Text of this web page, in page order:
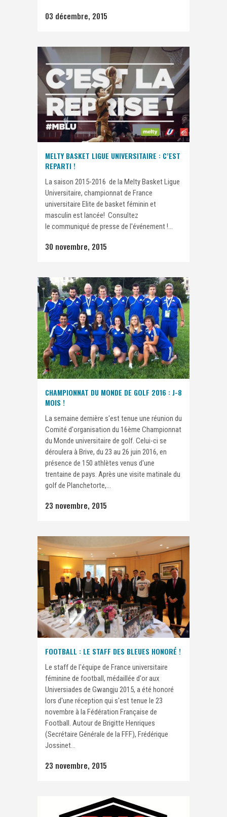
03 décembre, 2015
MELTY BASKET LIGUE UNIVERSITAIRE : C’EST
REPARTI !
La saison 2015-2016 de la Melty Basket Ligue
Universitaire, championnat de France
universitaire Elite de basket féminin et
masculin est lancée! Consultez
le communiqué de presse de l'événement !...
30 novembre, 2015
CHAMPIONNAT DU MONDE DE GOLF 2016 : J-8
MOIS !
La semaine dernière s'est tenue une réunion du
Comité d'organisation du 16ème Championnat
du Monde universitaire de golf. Celui-ci se
déroulera à Brive, du 23 au 26 juin 2016, en
présence de 150 athlètes venus d'une
trentaine de pays. Après une visite matinale du
golf de Planchetorte,...
23 novembre, 2015
FOOTBALL : LE STAFF DES BLEUES HONORÉ !
Le staff de l'équipe de France universitaire
féminine de football, médaillée d'or aux
Universiades de Gwangju 2015, a été honoré
lors d'une réception qui s'est tenue le 23
novembre à la Fédération Française de
Football. Autour de Brigitte Henriques
(Secrétaire Générale de la FFF), Frédérique
Jossinet...
23 novembre, 2015